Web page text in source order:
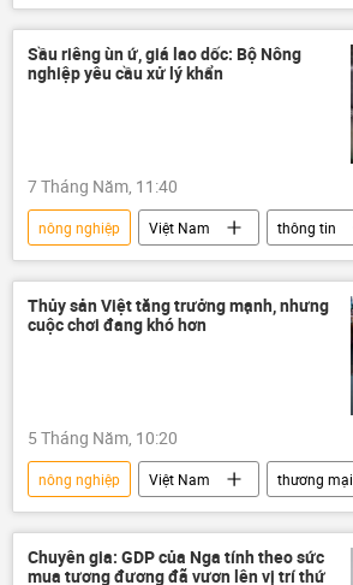
Hoa Kỳ
xuất khẩu
xung đột
xung đột quân sự
Thế giới
Chính trị
dầu mỏ
Sầu riêng ùn ứ, giá lao dốc: Bộ Nông
nghiệp yêu cầu xử lý khẩn
7 Tháng Năm, 11:40
nông nghiệp Việt Nam
thông tin
Bộ Nông nghiệp Việt Nam
nông sản
ngành nông nghiệp
xuất khẩu
xuất nhập khẩu
Thủy sản Việt tăng trưởng mạnh, nhưng
cuộc chơi đang khó hơn
5 Tháng Năm, 10:20
nông nghiệp Việt Nam
thương mại
quan hệ thương mại
cuộc chiến thương mại
Hoa Kỳ
Chuyên gia: GDP của Nga tính theo sức
mua tương đương đã vươn lên vị trí thứ